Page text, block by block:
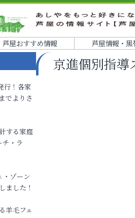
芦屋おすすめ情報 芦屋情報・黒
京進個別指導
行！各家
でよりさ
する家庭
・ラ
・ゾーン
ました！
羊毛フェ